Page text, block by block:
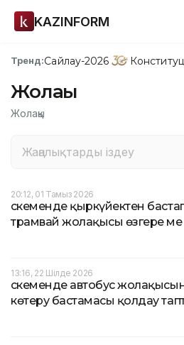
KAZINFORM
Тренд:Сайлау-2026
Жолақы
Жолақы
20:12, 01 Тамыз 2026
Өскеменде қыркүйектен
трамвай жолақысы өзгере ме
13:16, 22 Шілде 2026
Өскеменде автобус
көтеру бастамасы қолдау